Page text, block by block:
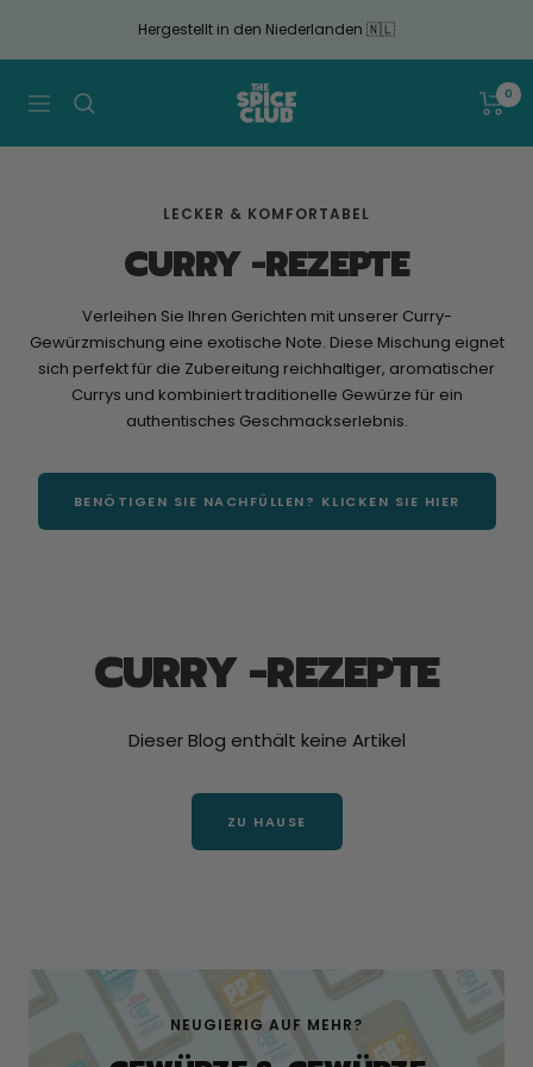
zum
Artikel
Hergestellt in den Niederlanden 🇳🇱
Navigation
The
Spice
Club
0
LECKER & KOMFORTABEL
CURRY -REZEPTE
Verleihen Sie Ihren Gerichten mit unserer Curry-
Gewürzmischung eine exotische Note. Diese Mischung eignet
sich perfekt für die Zubereitung reichhaltiger, aromatischer
Currys und kombiniert traditionelle Gewürze für ein
authentisches Geschmackserlebnis.
BENÖTIGEN SIE NACHFÜLLEN? KLICKEN SIE HIER
CURRY -REZEPTE
Dieser Blog enthält keine Artikel
ZU HAUSE
NEUGIERIG AUF MEHR?